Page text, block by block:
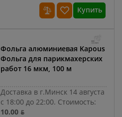
Купить
Фольга алюминиевая Kapous
Фольга для парикмахерских
работ 16 мкм, 100 м
Доставка в г.Минск 14 августа
с 18:00 до 22:00. Стоимость:
10.00 ƃ